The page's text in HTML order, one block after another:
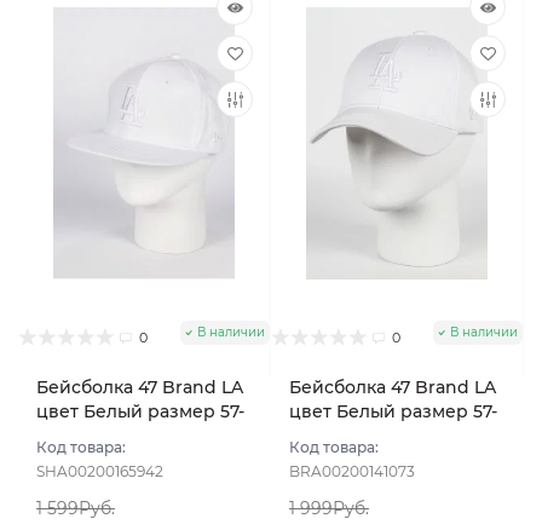
0 В наличии
Бейсболка 47 Brand LA
цвет Белый размер 57-
Код товара:
SHA00200165942
1 599Руб.
0 В наличии
Бейсболка 47 Brand LA
цвет Белый размер 57-
Код товара:
BRA00200141073
1 999Руб.